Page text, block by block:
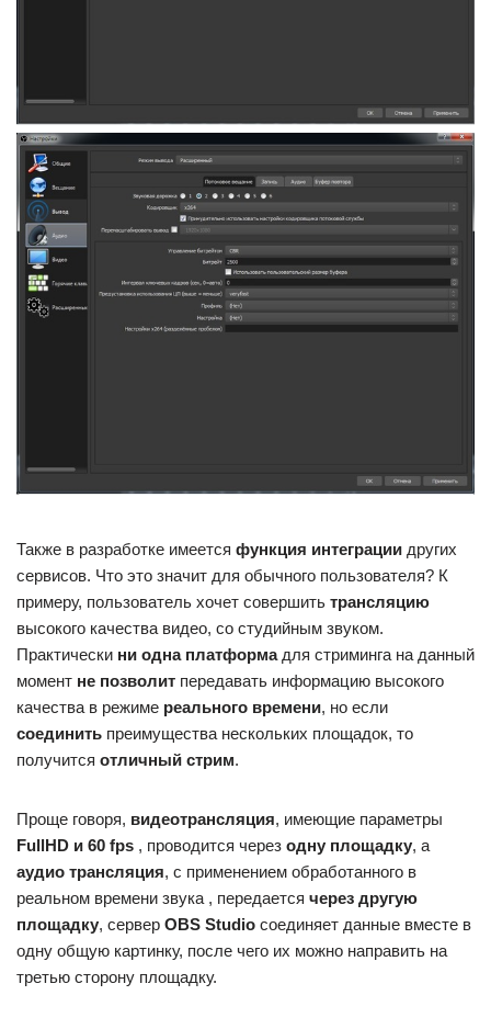
Также в разработке имеется функция интеграции других
сервисов. Что это значит для обычного пользователя? К
примеру, пользователь хочет совершить трансляцию
высокого качества видео, со студийным звуком.
Практически ни одна платформадля стриминга на данный
момент не позволит передавать информацию высокого
качества в режиме реального времени, но если
соединить преимущества нескольких площадок, то
получится отличный стрим.
Проще говоря, видеотрансляция, имеющие параметры
FullHD и 60 fps , проводится через одну площадку, а
аудио трансляция, с применением обработанного в
реальном времени звука , передается через другую
площадку, сервер OBS Studio соединяет данные вместе в
одну общую картинку, после чего их можно направить на
третью сторону площадку.